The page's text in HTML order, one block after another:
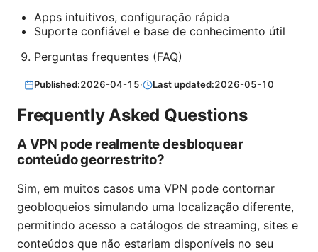
Apps intuitivos, configuração rápida
Suporte confiável e base de conhecimento útil
Perguntas frequentes (FAQ)
Published:2026-04-15· Last updated:2026-05-10
Frequently Asked Questions
A VPN pode realmente desbloquear
conteúdo georrestrito?
Sim, em muitos casos uma VPN pode contornar
geobloqueios simulando uma localização diferente,
permitindo acesso a catálogos de streaming, sites e
conteúdos que não estariam disponíveis no seu